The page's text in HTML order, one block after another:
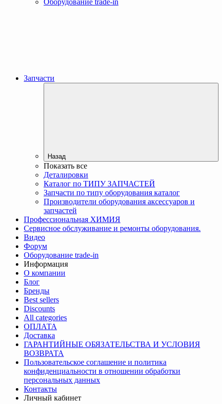
Запчасти
Назад
Показать все
Деталировки
Каталог по ТИПУ ЗАПЧАСТЕЙ
Запчасти по типу оборудования каталог
Производители оборудования аксессуаров и
запчастей
Профессиональная ХИМИЯ
Сервисное обслуживание и ремонты оборудования.
Видео
Форум
Оборудование trade-in
Информация
О компании
Блог
Бренды
Best sellers
Discounts
All categories
ОПЛАТА
Доставка
ГАРАНТИЙНЫЕ ОБЯЗАТЕЛЬСТВА И УСЛОВИЯ
ВОЗВРАТА
Пользовательское соглашение и политика
конфиденциальности в отношении обработки
персональных данных
Контакты
Личный кабинет